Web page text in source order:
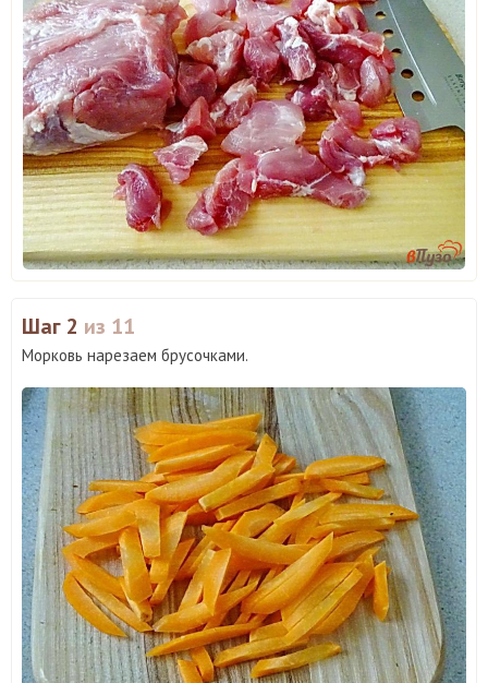
Шаг 2 из 11
Морковь нарезаем брусочками.